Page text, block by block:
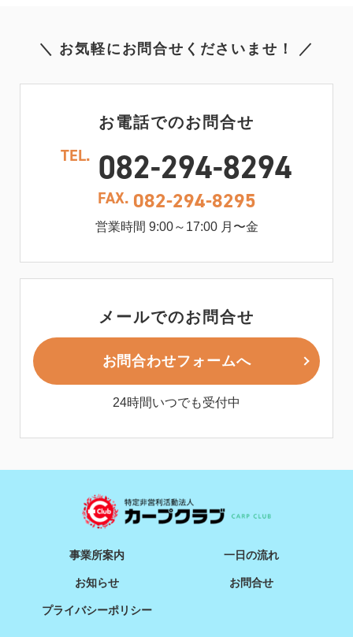
＼ お気軽にお問合せくださいませ！ ／
お電話でのお問合せ
TEL. 082-294-8294
FAX. 082-294-8295
営業時間 9:00～17:00 月〜金
メールでのお問合せ
お問合わせフォームへ
24時間いつでも受付中
事業所案内 一日の流れ
お知らせ お問合せ
プライバシーポリシー